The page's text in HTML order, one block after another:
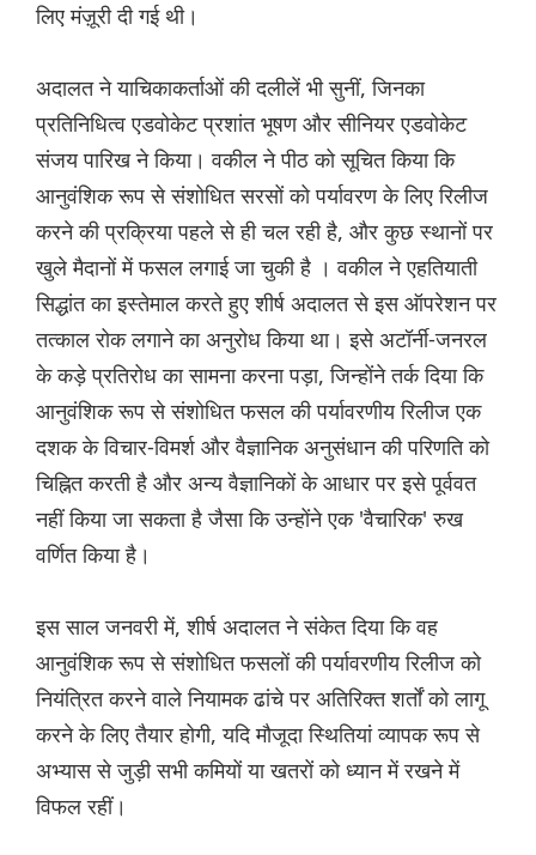
लिए मंज़ूरी दी गई थी।
अदालत ने याचिकाकर्ताओं की दलीलें भी सुनीं, जिनका
प्रतिनिधित्व एडवोकेट प्रशांत भूषण और सीनियर एडवोकेट
संजय पारिख ने किया। वकील ने पीठ को सूचित किया कि
आनुवंशिक रूप से संशोधित सरसों को पर्यावरण के लिए रिलीज
करने की प्रक्रिया पहले से ही चल रही है, और कुछ स्थानों पर
खुले मैदानों में फसल लगाई जा चुकी है । वकील ने एहतियाती
सिद्धांत का इस्तेमाल करते हुए शीर्ष अदालत से इस ऑपरेशन पर
तत्काल रोक लगाने का अनुरोध किया था। इसे अटॉर्नी-जनरल
के कड़े प्रतिरोध का सामना करना पड़ा, जिन्होंने तर्क दिया कि
आनुवंशिक रूप से संशोधित फसल की पर्यावरणीय रिलीज एक
दशक के विचार-विमर्श और वैज्ञानिक अनुसंधान की परिणति को
चिह्नित करती है और अन्य वैज्ञानिकों के आधार पर इसे पूर्ववत
नहीं किया जा सकता है जैसा कि उन्होंने एक 'वैचारिक' रुख
वर्णित किया है।
इस साल जनवरी में, शीर्ष अदालत ने संकेत दिया कि वह
आनुवंशिक रूप से संशोधित फसलों की पर्यावरणीय रिलीज को
नियंत्रित करने वाले नियामक ढांचे पर अतिरिक्त शर्तों को लागू
करने के लिए तैयार होगी, यदि मौजूदा स्थितियां व्यापक रूप से
अभ्यास से जुड़ी सभी कमियों या खतरों को ध्यान में रखने में
विफल रहीं।